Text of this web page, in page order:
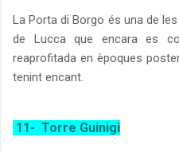
La Porta di Borgo és una de
de Lucca que encara es
reaprofitada en èpoques
tenint encant.
11- Torre Guinigi